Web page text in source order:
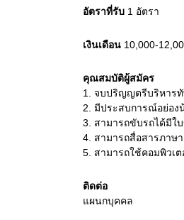
อัตราที่รับ 1 อัตรา
เงินเดือน 10,000-
คุณสมบัติผู้สมัคร
1.
จบปริญญตรีบริหารทั
2. มีประสบการณ์อย่อง
3.
สามารถขับรถได้มีใ
4. สามารถสื่อสารภาษ
5. สามารถใช้คอมพิวเต
ติดต่อ
แผนกบุคคล